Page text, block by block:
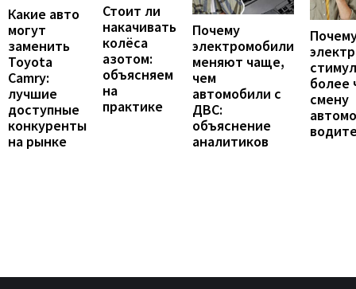
Какие авто
могут
заменить
Toyota
Camry:
лучшие
доступные
конкуренты
на рынке
Стоит ли
накачивать
колёса
азотом:
объясняем
на
практике
Почему
электромобили
меняют чаще,
чем
автомобили с
ДВС:
объяснение
аналитиков
более
смену